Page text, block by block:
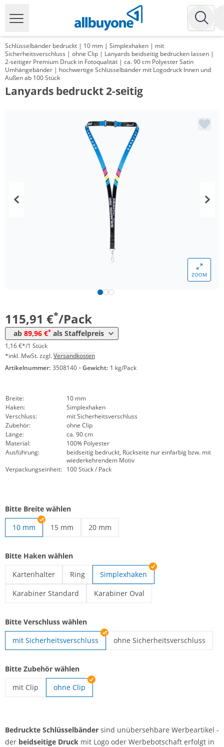
Schlüsselbänder bedruckt | 10 mm | Simplexhaken | mit
Sicherheitsverschluss | ohne Clip | Lanyards beidseitig bedrucken lassen |
2-seitiger Premium Druck in Fotoqualität | ca. 90 cm Polyester Satin
Umhängebänder | hochwertige Schlüsselbänder mit Logodruck Innen und
Außen ab 100 Stück
Lanyards bedruckt 2-seitig
ZOOM
115,91 €*/Pack
ab 89,96 €* als Staffelpreis
Preis
105,91 €
101,98 €
97,94 €*
95,91 €*
ab 100 Pack 89,96 €
1,16 €*/1 Stück
*inkl. MwSt. zzgl.Versandkosten
Artikelnummer: 3508140 · Gewicht: 1 kg/Pack
Breite:
10 mm
Haken:
Simplexhaken
Verschluss:
mit Sicherheitsverschluss
Zubehör:
ohne Clip
Länge:
ca. 90 cm
Material:
100% Polyester
Ausführung:
beidseitig bedruckt, Rückseite nur einfarbig bzw. mit
wiederkehrendem Motiv
Verpackungseinheit: 100 Stück / Pack
Bitte Breite wählen
10 mm
15 mm
20 mm
Bitte Haken wählen
Kartenhalter
Schlüsselbänder bedruckt | Kartenhalter
Ring
Schlüsselbänder bedruckt | Ring
Simplexhaken
Karabiner Standard
Karabiner Oval
Bitte Verschluss wählen
mit Sicherheitsverschluss
ohne Sicherheitsverschluss
Bitte Zubehör wählen
mit Clip
ohne Clip
Bedruckte Schlüsselbänder sind unübersehbare Werbeartikel -
der beidseitige Druck mit Logo oder Werbebotschaft erfolgt in